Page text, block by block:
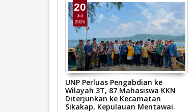
20
Jul
2026
UNP Perluas Pengabdian ke
Wilayah 3T, 87 Mahasiswa KKN
Diterjunkan ke Kecamatan
Sikakap, Kepulauan Mentawai.